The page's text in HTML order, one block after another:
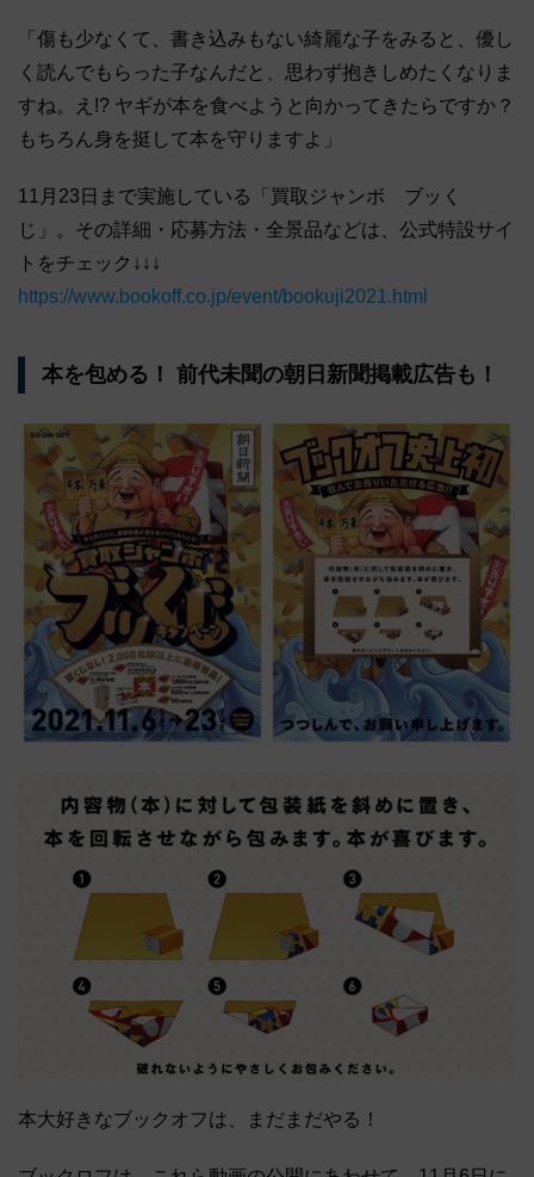
「傷も少なくて、書き込みもない綺麗な子をみると、優し
く読んでもらった子なんだと、思わず抱きしめたくなりま
すね。え!? ヤギが本を食べようと向かってきたらですか？
もちろん身を挺して本を守りますよ」
11月23日まで実施している​「買取ジャンボ ブッく
じ」。その詳細・応募方法・全景品などは、公式特設サイ
トをチェック↓↓↓
https://www.bookoff.co.jp/event/bookuji2021.html
本を包める！ 前代未聞の朝日新聞掲載広告も！
本大好きなブックオフは、まだまだやる！